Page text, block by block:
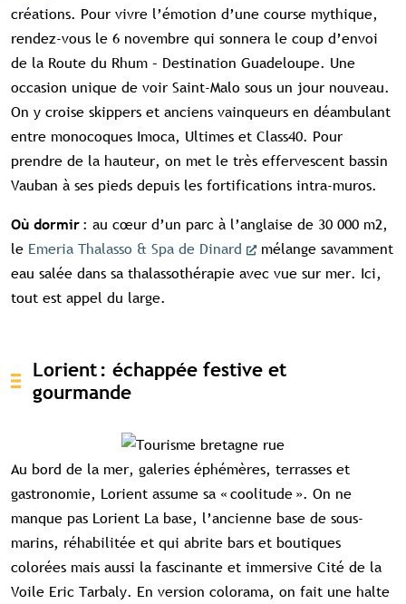
créations. Pour vivre l’émotion d’une course mythique,
rendez-vous le 6 novembre qui sonnera le coup d’envoi
de la Route du Rhum – Destination Guadeloupe. Une
occasion unique de voir Saint-Malo sous un jour nouveau.
On y croise skippers et anciens vainqueurs en déambulant
entre monocoques Imoca, Ultimes et Class40. Pour
prendre de la hauteur, on met le très effervescent bassin
Vauban à ses pieds depuis les fortifications intra-muros.
Où dormir : au cœur d’un parc à l’anglaise de 30 000 m2,
le Emeria Thalasso & Spa de Dinard
mélange savamment
eau salée dans sa thalassothérapie avec vue sur mer. Ici,
tout est appel du large.
Lorient : échappée festive et
gourmande
Au bord de la mer, galeries éphémères, terrasses et
gastronomie, Lorient assume sa « coolitude ». On ne
manque pas Lorient La base, l’ancienne base de sous-
marins, réhabilitée et qui abrite bars et boutiques
colorées mais aussi la fascinante et immersive Cité de la
Voile Eric Tarbaly. En version colorama, on fait une halte